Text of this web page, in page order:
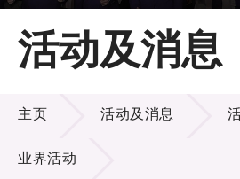
主页
关于LSCM
技术商品化
项目及资助计划
活动及消息
活动及消息
主页 活动及消息
业界活动